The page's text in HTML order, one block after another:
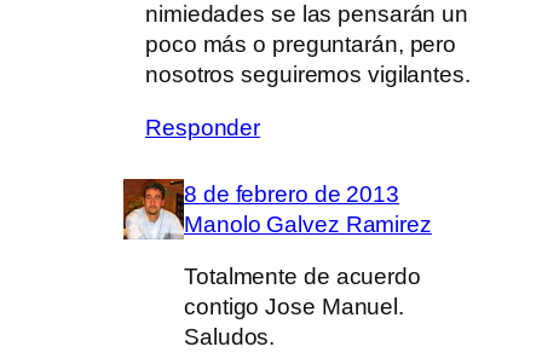
nimiedades se las pensarán un
poco más o preguntarán, pero
nosotros seguiremos vigilantes.
Responder
8 de febrero de 2013
Manolo Galvez Ramirez
Totalmente de acuerdo
contigo Jose Manuel.
Saludos.